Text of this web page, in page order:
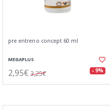
pre entreno concept 60 ml
MEGAPLUS
2,95€ 3,25€ - 9%